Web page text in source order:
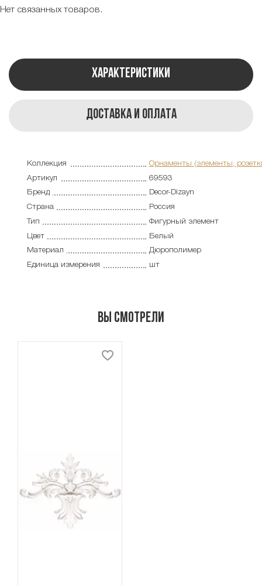
Нет связанных товаров.
Характеристики
Доставка и оплата
Коллекция
Орнаменты (элементы,
Артикул
69593
Бренд
Decor-Dizayn
Страна
Россия
Тип
Фигурный элемент
Цвет
Белый
Материал
Дюрополимер
Единица измерения
шт
Вы смотрели